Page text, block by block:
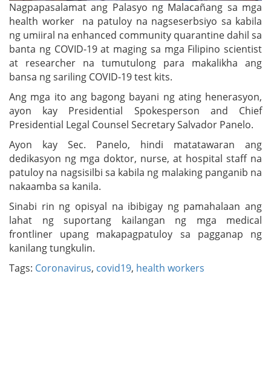
Nagpapasalamat ang Palasyo ng Malacañang sa mga
health worker na patuloy na nagseserbsiyo sa kabila
ng umiiral na enhanced community quarantine dahil sa
banta ng COVID-19 at maging sa mga Filipino scientist
at researcher na tumutulong para makalikha ang
bansa ng sariling COVID-19 test kits.
Ang mga ito ang bagong bayani ng ating henerasyon,
ayon kay Presidential Spokesperson and Chief
Presidential Legal Counsel Secretary Salvador Panelo.
Ayon kay Sec. Panelo, hindi matatawaran ang
dedikasyon ng mga doktor, nurse, at hospital staff na
patuloy na nagsisilbi sa kabila ng malaking panganib na
nakaamba sa kanila.
Sinabi rin ng opisyal na ibibigay ng pamahalaan ang
lahat ng suportang kailangan ng mga medical
frontliner upang makapagpatuloy sa pagganap ng
kanilang tungkulin.
Tags: Coronavirus, covid19, health workers